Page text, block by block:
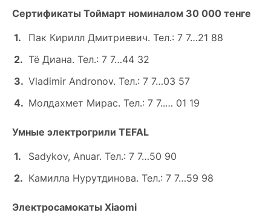
Сертификаты Тоймарт номиналом 30 000 тенге
Пак Кирилл Дмитриевич. Тел.: 7 7…21 88
Тё Диана. Тел.: 7 7…44 32
Vladimir Andronov. Тел.: 7 7…03 57
Молдахмет Мирас. Тел.: 7 7..… 01 19
Умные электрогрили TEFAL
Sadykov, Anuar. Тел.: 7 7…50 90
Камилла Нурутдинова. Тел.: 7 7…59 98
Электросамокаты Xiaomi